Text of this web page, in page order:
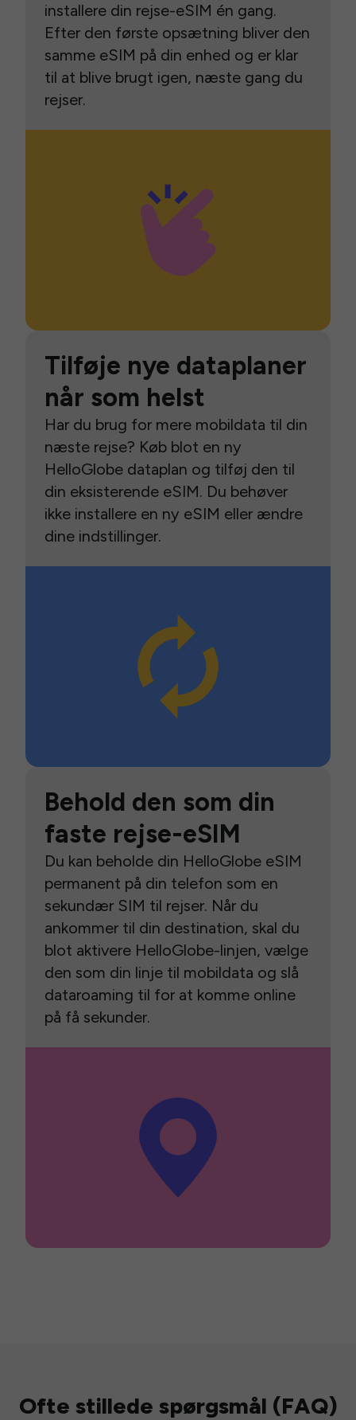
installere din rejse-eSIM én gang.
Efter den første opsætning bliver den
samme eSIM på din enhed og er klar
til at blive brugt igen, næste gang du
rejser.
Tilføje nye dataplaner
når som helst
Har du brug for mere mobildata til din
næste rejse? Køb blot en ny
HelloGlobe dataplan og tilføj den til
din eksisterende eSIM. Du behøver
ikke installere en ny eSIM eller ændre
dine indstillinger.
Behold den som din
faste rejse-eSIM
Du kan beholde din HelloGlobe eSIM
permanent på din telefon som en
sekundær SIM til rejser. Når du
ankommer til din destination, skal du
blot aktivere HelloGlobe-linjen, vælge
den som din linje til mobildata og slå
dataroaming til for at komme online
på få sekunder.
Ofte stillede spørgsmål (FAQ)